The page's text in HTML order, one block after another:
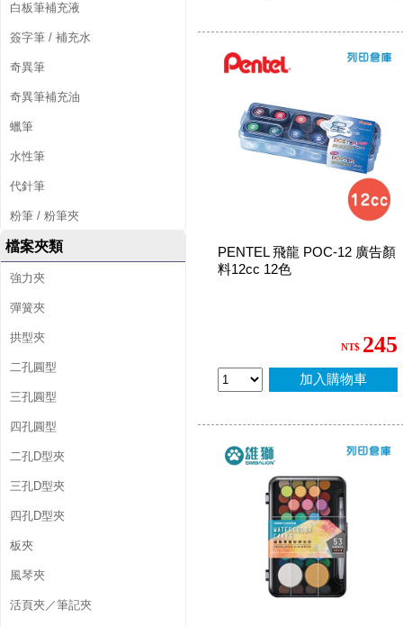
白板筆補充液
簽字筆 / 補充水
奇異筆
奇異筆補充油
蠟筆
水性筆
代針筆
粉筆 / 粉筆夾
檔案夾類
強力夾
彈簧夾
拱型夾
二孔圓型
三孔圓型
四孔圓型
二孔D型夾
三孔D型夾
四孔D型夾
板夾
風琴夾
活頁夾／筆記夾
PENTEL 飛龍 POC-12 廣告顏
料12cc 12色
NT$ 245
加入購物車